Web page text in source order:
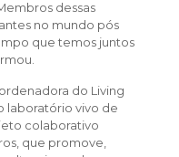
dessas
no mundo pós
que temos juntos
do Living
laboratório vivo de
colaborativo
que promove,